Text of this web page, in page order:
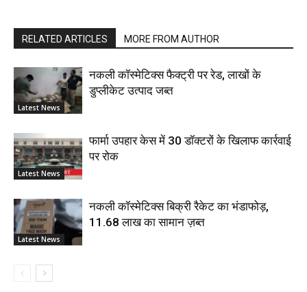
RELATED ARTICLES MORE FROM AUTHOR
Latest News
नकली कॉस्मेटिक्स फैक्ट्री पर रेड, लाखों के
डुप्लीकेट उत्पाद जब्त
Latest News
फार्मा उपहार केस में 30 डॉक्टरों के खिलाफ कार्रवाई
पर रोक
Latest News
नकली कॉस्मेटिक्स बिक्री रैकेट का भंडाफोड़,
11.68 लाख का सामान ज़ब्त